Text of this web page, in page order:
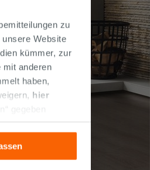
zu
Website
kümmer, zur
mit anderen
haben,
hier
gegeben
technischen